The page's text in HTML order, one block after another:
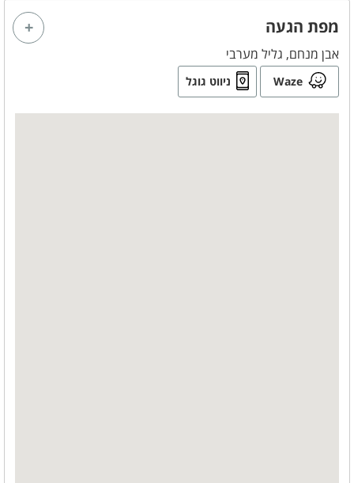
מפת הגעה
אבן מנחם, גליל מערבי
Waze ניווט גוגל